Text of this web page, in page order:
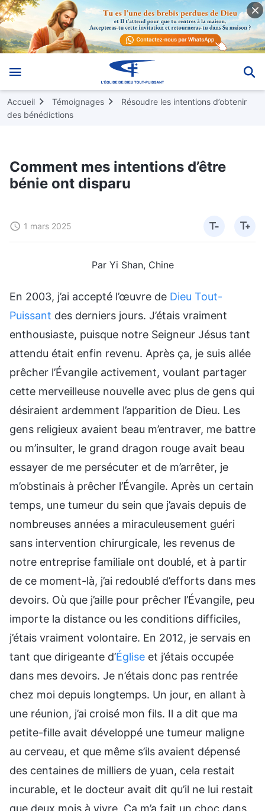
Accueil Témoignages
Résoudre les intentions d’obtenir
des bénédictions
Comment mes intentions d’être
bénie ont disparu
1 mars 2025
Par Yi Shan, Chine
En 2003, j’ai accepté l’œuvre de Dieu Tout-
Puissant des derniers jours. J’étais vraiment
enthousiaste, puisque notre Seigneur Jésus tant
attendu était enfin revenu. Après ça, je suis allée
prêcher l’Évangile activement, voulant partager
cette merveilleuse nouvelle avec plus de gens qui
désiraient ardemment l’apparition de Dieu. Les
gens religieux avaient beau m’entraver, me battre
ou m’insulter, le grand dragon rouge avait beau
essayer de me persécuter et de m’arrêter, je
m’obstinais à prêcher l’Évangile. Après un certain
temps, une tumeur du sein que j’avais depuis de
nombreuses années a miraculeusement guéri
sans intervention chirurgicale, les revenus de
notre entreprise familiale ont doublé, et à partir
de ce moment-là, j’ai redoublé d’efforts dans mes
devoirs. Où que j’aille pour prêcher l’Évangile, peu
importe la distance ou les conditions difficiles,
j’étais vraiment volontaire. En 2012, je servais en
tant que dirigeante d’Église et j’étais occupée
dans mes devoirs. Je n’étais donc pas rentrée
chez moi depuis longtemps. Un jour, en allant à
une réunion, j’ai croisé mon fils. Il a dit que ma
petite-fille avait développé une tumeur maligne
au cerveau, et que même s’ils avaient dépensé
des centaines de milliers de yuan, cela restait
incurable, et le docteur avait dit qu’il ne lui restait
que deux mois à vivre. Ça m’a fait un choc dans